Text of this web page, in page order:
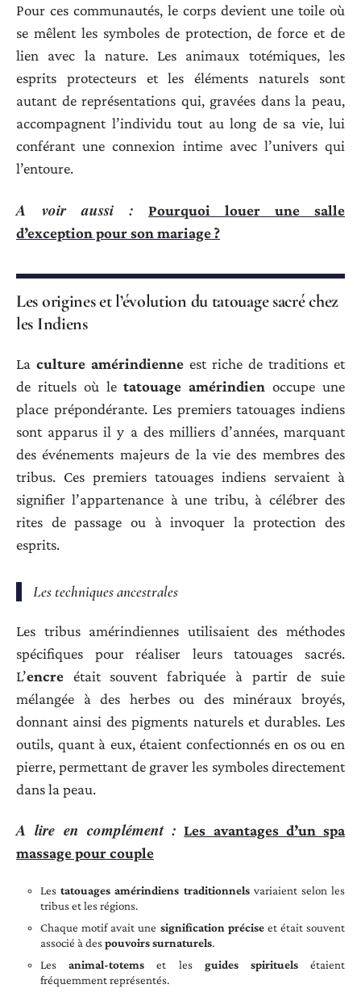
Pour ces communautés, le corps devient une toile où
se mêlent les symboles de protection, de force et de
lien avec la nature. Les animaux totémiques, les
esprits protecteurs et les éléments naturels sont
autant de représentations qui, gravées dans la peau,
accompagnent l’individu tout au long de sa vie, lui
conférant une connexion intime avec l’univers qui
l’entoure.
A voir aussi :
Pourquoi louer une salle
d’exception pour son mariage ?
Les origines et l’évolution du tatouage sacré chez
les Indiens
La culture amérindienne est riche de traditions et
de rituels où letatouage amérindien occupe une
place prépondérante. Les premiers tatouages indiens
sont apparus il y a des milliers d’années, marquant
des événements majeurs de la vie des membres des
tribus. Ces premiers tatouages indiens servaient à
signifier l’appartenance à une tribu, à célébrer des
rites de passage ou à invoquer la protection des
esprits.
Les techniques ancestrales
Les tribus amérindiennes utilisaient des méthodes
spécifiques pour réaliser leurs tatouages sacrés.
L’encre était souvent fabriquée à partir de suie
mélangée à des herbes ou des minéraux broyés,
donnant ainsi des pigments naturels et durables. Les
outils, quant à eux, étaient confectionnés en os ou en
pierre, permettant de graver les symboles directement
dans la peau.
A lire en complément : Les avantages d’un spa
massage pour couple
Lestatouages amérindiens traditionnelsvariaient selon les
tribus et les régions.
Chaque motif avait une signification préciseet était souvent
associé à despouvoirs surnaturels.
Lesanimal-totems et les guides spirituelsétaient
fréquemment représentés.